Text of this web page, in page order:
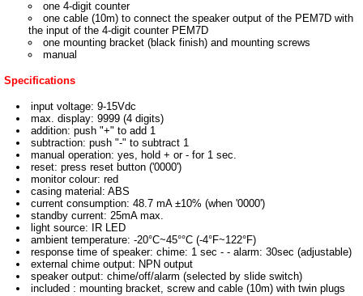
one 4-digit counter
one cable (10m) to connect the speaker output of the PEM7Dwith
the input of the 4-digit counter PEM7D
one mounting bracket (black finish) and mounting screws
manual
Specifications
input voltage: 9-15Vdc
max. display: 9999 (4 digits)
addition: push "+" to add 1
subtraction: push "-" to subtract 1
manual operation: yes, hold + or - for 1 sec.
reset: press reset button ('0000')
monitor colour: red
casing material: ABS
current consumption: 48.7 mA ±10% (when '0000')
standby current: 25mA max.
light source: IR LED
ambient temperature: -20°C~45°°C (-4°F~122°F)
response time of speaker: chime: 1 sec - - alarm: 30sec (adjustable)
external chime output: NPN output
speaker output: chime/off/alarm (selected by slide switch)
included : mounting bracket, screw and cable (10m) with twin plugs